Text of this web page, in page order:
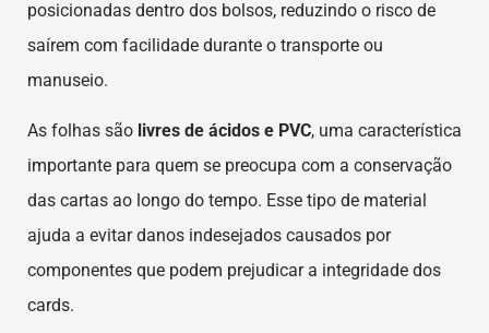
posicionadas dentro dos bolsos, reduzindo o risco de
saírem com facilidade durante o transporte ou
manuseio.
As folhas são livres de ácidos e PVC, uma característica
importante para quem se preocupa com a conservação
das cartas ao longo do tempo. Esse tipo de material
ajuda a evitar danos indesejados causados por
componentes que podem prejudicar a integridade dos
cards.